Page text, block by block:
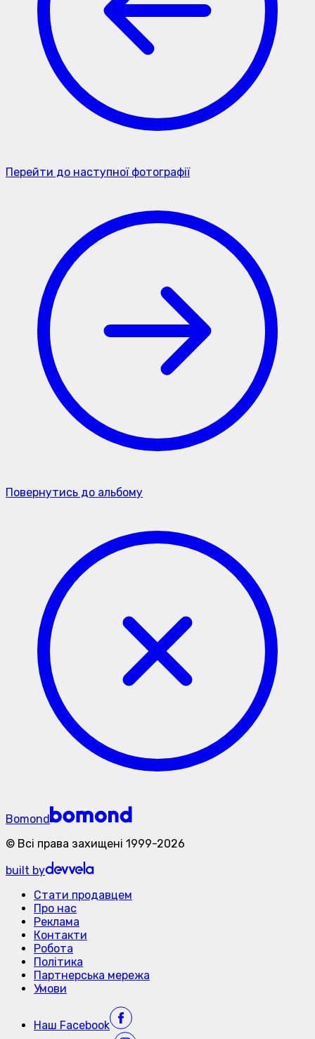
Перейти до наступної фотографії
Повернутись до альбому
Bomond
© Всі права захищені 1999-2026
built by
Стати продавцем
Про нас
Реклама
Контакти
Робота
Політика
Партнерська мережа
Умови
Наш Facebook